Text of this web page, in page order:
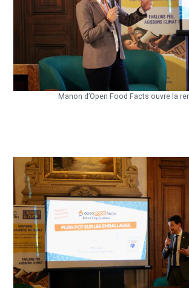
Manon d’Open Food Facts ouvre la